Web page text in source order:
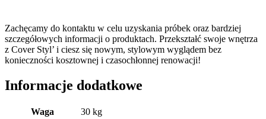
Zachęcamy do kontaktu w celu uzyskania próbek oraz bardziej
szczegółowych informacji o produktach. Przekształć swoje wnętrza
z Cover Styl’ i ciesz się nowym, stylowym wyglądem bez
konieczności kosztownej i czasochłonnej renowacji!
Informacje dodatkowe
Waga
30 kg